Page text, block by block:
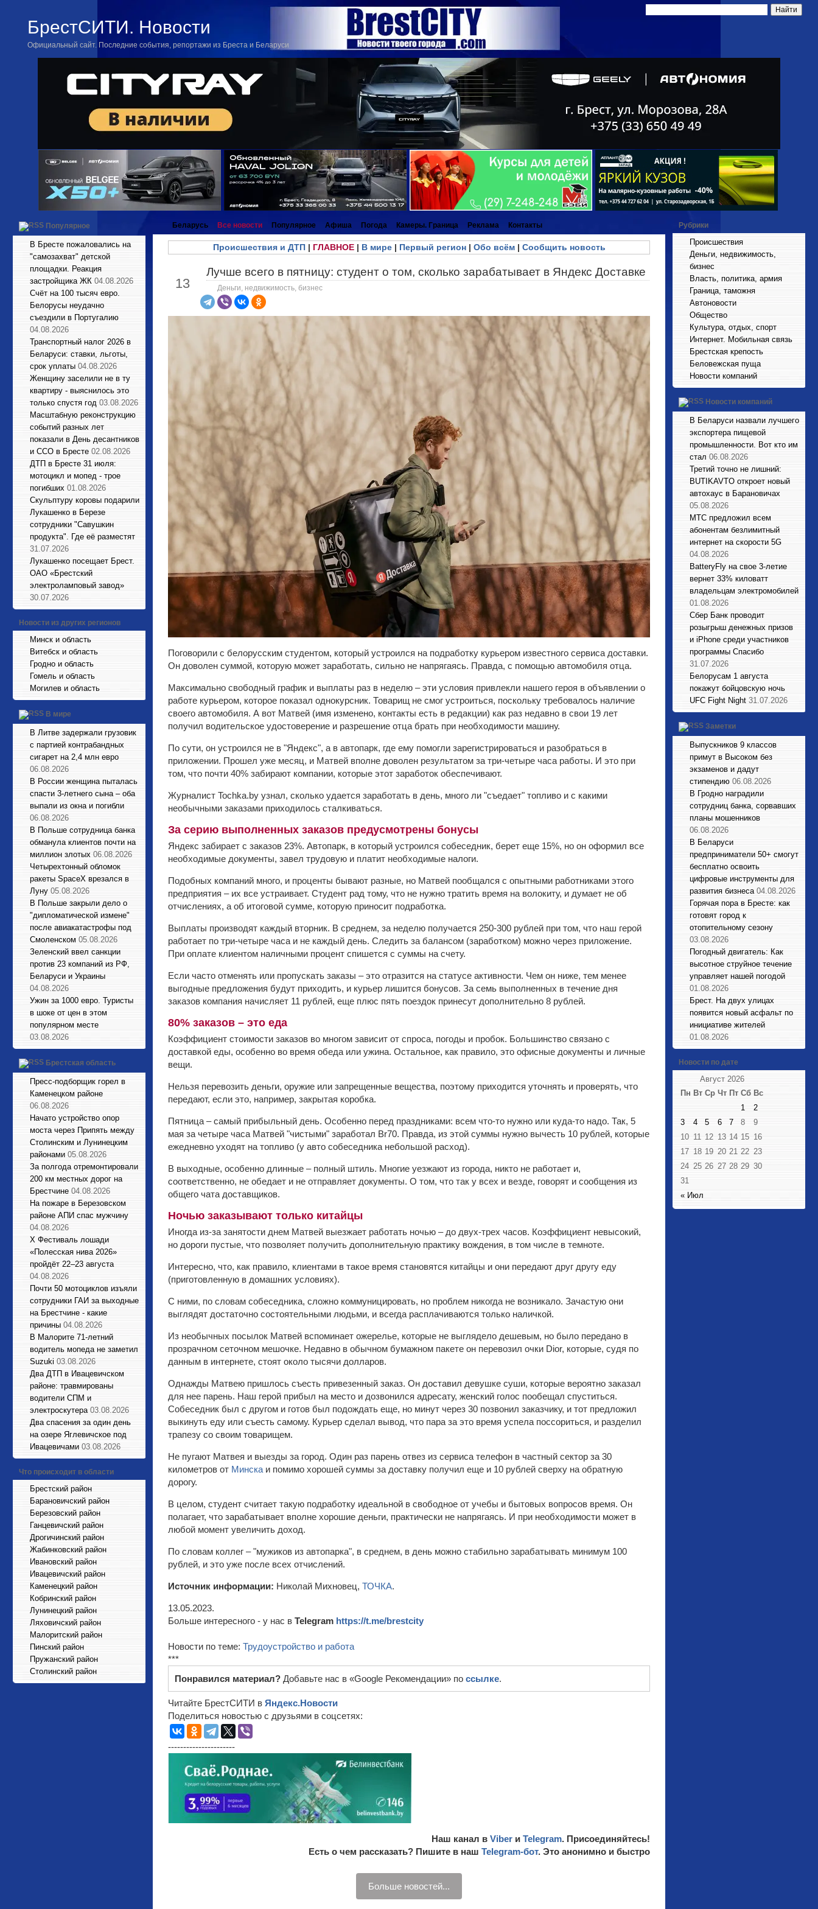
БрестСИТИ. Новости
Официальный сайт. Последние события, репортажи из Бреста и Беларуси
Популярное
В Бресте пожаловались на
"самозахват" детской
площадки. Реакция
застройщика ЖК 04.08.2026
Счёт на 100 тысяч евро.
Белорусы неудачно
съездили в Португалию
04.08.2026
Транспортный налог 2026 в
Беларуси: ставки, льготы,
срок уплаты 04.08.2026
Женщину заселили не в ту
квартиру - выяснилось это
только спустя год 03.08.2026
Масштабную реконструкцию
событий разных лет
показали в День десантников
и ССО в Бресте 02.08.2026
ДТП в Бресте 31 июля:
мотоцикл и мопед - трое
погибших 01.08.2026
Cкульптуру коровы подарили
Лукашенко в Березе
сотрудники "Савушкин
продукта". Где её разместят
31.07.2026
Лукашенко посещает Брест.
ОАО «Брестский
электроламповый завод»
30.07.2026
Новости из других регионов
Минск и область
Витебск и область
Гродно и область
Гомель и область
Могилев и область
В мире
В Литве задержали грузовик
с партией контрабандных
сигарет на 2,4 млн евро
06.08.2026
В России женщина пыталась
спасти 3-летнего сына – оба
выпали из окна и погибли
06.08.2026
В Польше сотрудница банка
обманула клиентов почти на
миллион злотых 06.08.2026
Четырехтонный обломок
ракеты SpaceX врезался в
Луну 05.08.2026
В Польше закрыли дело о
"дипломатической измене"
после авиакатастрофы под
Смоленском 05.08.2026
Зеленский ввел санкции
против 23 компаний из РФ,
Беларуси и Украины
04.08.2026
Ужин за 1000 евро. Туристы
в шоке от цен в этом
популярном месте
03.08.2026
Брестская область
Пресс-подборщик горел в
Каменецком районе
06.08.2026
Начато устройство опор
моста через Припять между
Столинским и Лунинецким
районами 05.08.2026
За полгода отремонтировали
200 км местных дорог на
Брестчине 04.08.2026
На пожаре в Березовском
районе АПИ спас мужчину
04.08.2026
X Фестиваль лошади
«Полесская нива 2026»
пройдёт 22–23 августа
04.08.2026
Почти 50 мотоциклов изъяли
сотрудники ГАИ за выходные
на Брестчине - какие
причины 04.08.2026
В Малорите 71-летний
водитель мопеда не заметил
Suzuki 03.08.2026
Два ДТП в Ивацевичском
районе: травмированы
водители СПМ и
электроскутера 03.08.2026
Два спасения за один день
на озере Яглевичское под
Ивацевичами 03.08.2026
Что происходит в области
Брестский район
Барановичский район
Березовский район
Ганцевичский район
Дрогичинский район
Жабинковский район
Ивановский район
Ивацевичский район
Каменецкий район
Кобринский район
Лунинецкий район
Ляховичский район
Малоритский район
Пинский район
Пружанский район
Столинский район
Беларусь Все новости Популярное Афиша Погода Камеры. Граница Реклама Контакты
Происшествия и ДТП| ГЛАВНОЕ| В мире| Первый регион| Обо всём| Сообщить новость
13
Лучше всего в пятницу: студент о том, сколько зарабатывает в Яндекс Доставке
Деньги, недвижимость, бизнес
Поговорили с белорусским студентом, который устроился на подработку курьером известного сервиса доставки.
Он доволен суммой, которую может заработать, сильно не напрягаясь. Правда, с помощью автомобиля отца.
Максимально свободный график и выплаты раз в неделю – эти условия привлекли нашего героя в объявлении о
работе курьером, которое показал однокурсник. Товарищ не смог устроиться, поскольку требовалось наличие
своего автомобиля. А вот Матвей (имя изменено, контакты есть в редакции) как раз недавно в свои 19 лет
получил водительское удостоверение и разрешение отца брать при необходимости машину.
По сути, он устроился не в "Яндекс", а в автопарк, где ему помогли зарегистрироваться и разобраться в
приложении. Прошел уже месяц, и Матвей вполне доволен результатом за три-четыре часа работы. И это при
том, что почти 40% забирают компании, которые этот заработок обеспечивают.
Журналист Tochka.by узнал, сколько удается заработать в день, много ли "съедает" топливо и с какими
необычными заказами приходилось сталкиваться.
За серию выполненных заказов предусмотрены бонусы
Яндекс забирает с заказов 23%. Автопарк, в который устроился собеседник, берет еще 15%, но он оформил все
необходимые документы, завел трудовую и платит необходимые налоги.
Подобных компаний много, и проценты бывают разные, но Матвей пообщался с опытными работниками этого
предприятия – их все устраивает. Студент рад тому, что не нужно тратить время на волокиту, и думает не об
отчислениях, а об итоговой сумме, которую приносит подработка.
Выплаты производят каждый вторник. В среднем, за неделю получается 250-300 рублей при том, что наш герой
работает по три-четыре часа и не каждый день. Следить за балансом (заработком) можно через приложение.
При оплате клиентом наличными процент спишется с суммы на счету.
Если часто отменять или пропускать заказы – это отразится на статусе активности. Чем он ниже, тем менее
выгодные предложения будут приходить, и курьер лишится бонусов. За семь выполненных в течение дня
заказов компания начисляет 11 рублей, еще плюс пять поездок принесут дополнительно 8 рублей.
80% заказов – это еда
Коэффициент стоимости заказов во многом зависит от спроса, погоды и пробок. Большинство связано с
доставкой еды, особенно во время обеда или ужина. Остальное, как правило, это офисные документы и личные
вещи.
Нельзя перевозить деньги, оружие или запрещенные вещества, поэтому приходится уточнять и проверять, что
передают, если это, например, закрытая коробка.
Пятница – самый прибыльный день. Особенно перед праздниками: всем что-то нужно или куда-то надо. Так, 5
мая за четыре часа Матвей "чистыми" заработал Br70. Правда, из этой суммы нужно вычесть 10 рублей, которые
ежедневно уходят на топливо (у авто собеседника небольшой расход).
В выходные, особенно длинные – полный штиль. Многие уезжают из города, никто не работает и,
соответственно, не обедает и не отправляет документы. О том, что так у всех и везде, говорят и сообщения из
общего чата доставщиков.
Ночью заказывают только китайцы
Иногда из-за занятости днем Матвей выезжает работать ночью – до двух-трех часов. Коэффициент невысокий,
но дороги пустые, что позволяет получить дополнительную практику вождения, в том числе в темноте.
Интересно, что, как правило, клиентами в такое время становятся китайцы и они передают друг другу еду
(приготовленную в домашних условиях).
С ними, по словам собеседника, сложно коммуницировать, но проблем никогда не возникало. Зачастую они
выглядят достаточно состоятельными людьми, и всегда расплачиваются только наличкой.
Из необычных посылок Матвей вспоминает ожерелье, которые не выглядело дешевым, но было передано в
прозрачном сеточном мешочке. Недавно в обычном бумажном пакете он перевозил очки Dior, которые, судя по
данным в интернете, стоят около тысячи долларов.
Однажды Матвею пришлось съесть привезенный заказ. Он доставил девушке суши, которые вероятно заказал
для нее парень. Наш герой прибыл на место и дозвонился адресату, женский голос пообещал спуститься.
Собеседник был с другом и готов был подождать еще, но минут через 30 позвонил заказчику, и тот предложил
выкинуть еду или съесть самому. Курьер сделал вывод, что пара за это время успела поссориться, и разделил
трапезу со своим товарищем.
Не пугают Матвея и выезды за город. Один раз парень отвез из сервиса телефон в частный сектор за 30
километров от Минска и помимо хорошей суммы за доставку получил еще и 10 рублей сверху на обратную
дорогу.
В целом, студент считает такую подработку идеальной в свободное от учебы и бытовых вопросов время. Он
полагает, что зарабатывает вполне хорошие деньги, практически не напрягаясь. И при необходимости может в
любой момент увеличить доход.
По словам коллег – "мужиков из автопарка", в среднем, в день можно стабильно зарабатывать минимум 100
рублей, и это уже после всех отчислений.
Источник информации: Николай Михновец, ТОЧКА.
13.05.2023.
Больше интересного - у нас в Telegram https://t.me/brestcity
Новости по теме: Трудоустройство и работа
***
Понравился материал? Добавьте нас в «Google Рекомендации» по ссылке.
Читайте БрестСИТИ в Яндекс.Новости
Поделиться новостью с друзьями в соцсетях:
----------------------
Наш канал в Viber и Telegram. Присоединяйтесь!
Есть о чем рассказать? Пишите в наш Telegram-бот. Это анонимно и быстро
Больше новостей...
Рубрики
Происшествия
Деньги, недвижимость,
бизнес
Власть, политика, армия
Граница, таможня
Автоновости
Общество
Культура, отдых, спорт
Интернет. Мобильная связь
Брестская крепость
Беловежская пуща
Новости компаний
Новости компаний
В Беларуси назвали лучшего
экспортера пищевой
промышленности. Вот кто им
стал 06.08.2026
Третий точно не лишний:
BUTIKAVTO откроет новый
автохаус в Барановичах
05.08.2026
МТС предложил всем
абонентам безлимитный
интернет на скорости 5G
04.08.2026
BatteryFly на свое 3-летие
вернет 33% киловатт
владельцам электромобилей
01.08.2026
Сбер Банк проводит
розыгрыш денежных призов
и iPhone среди участников
программы Спасибо
31.07.2026
Белорусам 1 августа
покажут бойцовскую ночь
UFC Fight Night 31.07.2026
Заметки
Выпускников 9 классов
примут в Высоком без
экзаменов и дадут
стипендию 06.08.2026
В Гродно наградили
сотрудниц банка, сорвавших
планы мошенников
06.08.2026
В Беларуси
предприниматели 50+ смогут
бесплатно освоить
цифровые инструменты для
развития бизнеса 04.08.2026
Горячая пора в Бресте: как
готовят город к
отопительному сезону
03.08.2026
Погодный двигатель: Как
высотное струйное течение
управляет нашей погодой
01.08.2026
Брест. На двух улицах
появится новый асфальт по
инициативе жителей
01.08.2026
Новости по дате
Август 2026
Пн Вт Ср Чт Пт Сб Вс
« Июл
1
2
3
4 5 6 7 8
9
10 11 12 13 14 15 16
17 18 19 20 21 22 23
24 25 26 27 28 29 30
31